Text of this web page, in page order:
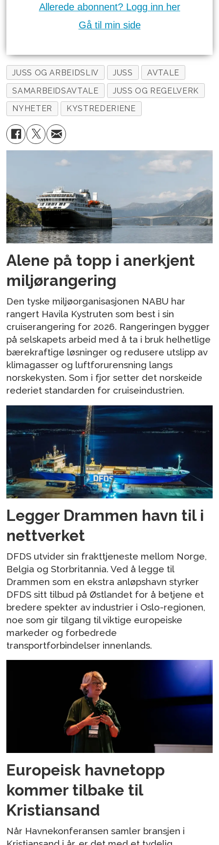
Allerede abonnent? Logg inn her
Gå til min side
JUSS OG ARBEIDSLIV JUSS
AVTALE
SAMARBEIDSAVTALE
JUSS OG REGELVERK
NYHETER
KYSTREDERIENE
Alene på topp i anerkjent
miljørangering
Den tyske miljøorganisasjonen NABU har
rangert Havila Kystruten som best i sin
cruiserangering for 2026. Rangeringen bygger
på selskapets arbeid med å ta i bruk helhetlige
bærekraftige løsninger og redusere utslipp av
klimagasser og luftforurensning langs
norskekysten. Som i fjor setter det norskeide
rederiet standarden for cruiseindustrien.
Legger Drammen havn til i
nettverket
DFDS utvider sin frakttjeneste mellom Norge,
Belgia og Storbritannia. Ved å legge til
Drammen som en ekstra anløpshavn styrker
DFDS sitt tilbud på Østlandet for å betjene et
bredere spekter av industrier i Oslo-regionen,
noe som gir tilgang til viktige europeiske
markeder og forbedrede
transportforbindelser innenlands.
Europeisk havnetopp
kommer tilbake til
Kristiansand
Når Havnekonferansen samler bransjen i